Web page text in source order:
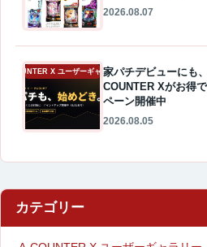
2026.08.07
A-COUNTER X ユーザーギャラリー家パチデビューにも
COUNTER Xがお得
ペーン開催中
2026.08.05
カテゴリー